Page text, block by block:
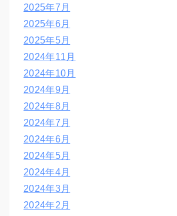
2025年7月
2025年6月
2025年5月
2024年11月
2024年10月
2024年9月
2024年8月
2024年7月
2024年6月
2024年5月
2024年4月
2024年3月
2024年2月